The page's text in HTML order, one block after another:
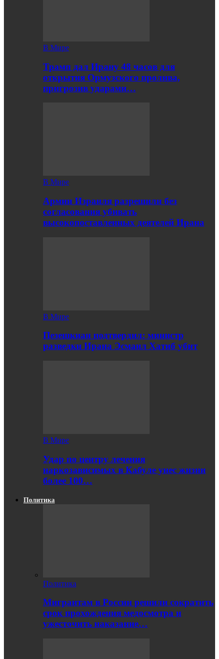
В Мире
Трамп дал Ирану 48 часов для
открытия Ормузского пролива,
пригрозив ударами…
В Мире
Армии Израиля разрешили без
согласования убивать
высокопоставленных деятелей Ирана
В Мире
Пезешкиан подтвердил: министр
разведки Ирана Эсмаил Хатиб убит
В Мире
Удар по центру лечения
наркозависимых в Кабуле унес жизни
более 100…
Политика
Политика
Мигрантам в России решили сократить
срок прохождения медосмотра и
ужесточить наказание…